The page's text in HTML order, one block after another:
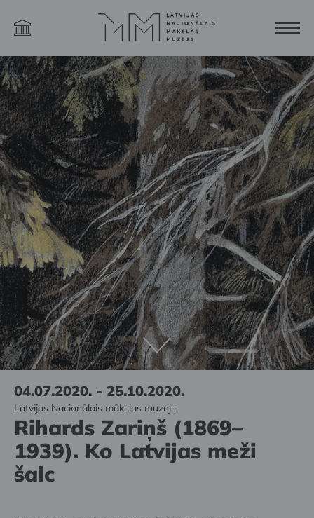
04.07.2020. - 25.10.2020.
Latvijas Nacionālais mākslas muzejs
Rihards Zariņš (1869–
1939). Ko Latvijas meži
šalc